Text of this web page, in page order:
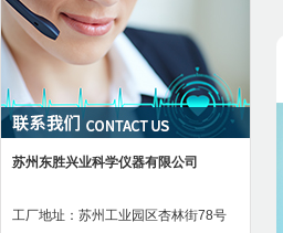
苏州东胜兴业科学仪器有限公司
工厂地址：苏州工业园区杏林街78号